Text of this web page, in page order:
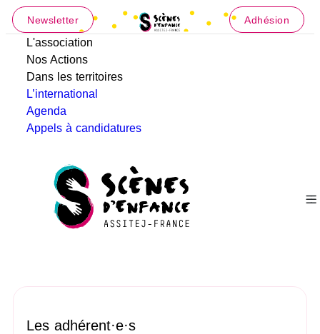
Newsletter Adhésion
L'association
Nos Actions
Dans les territoires
L’international
Agenda
Appels à candidatures
Les adhérent·e·s